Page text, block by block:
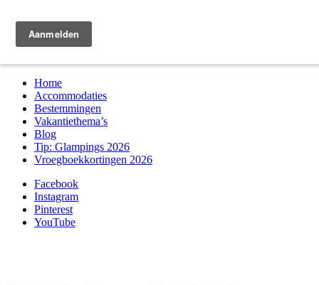
Home
Accommodaties
Bestemmingen
Vakantiethema’s
Blog
Tip: Glampings 2026
Vroegboekkortingen 2026
Facebook
Instagram
Pinterest
YouTube